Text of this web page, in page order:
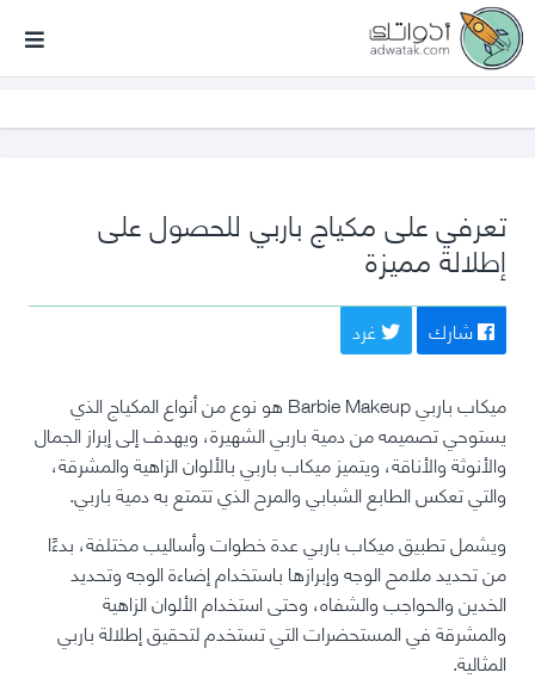
تعرفي على مكياج باربي للحصول على
إطلالة مميزة
شارك
غرد
ميكاب باربي Barbie Makeup هو نوع من أنواع المكياج الذي
يستوحي تصميمه من دمية باربي الشهيرة، ويهدف إلى إبراز الجمال
والأنوثة والأناقة، ويتميز ميكاب باربي بالألوان الزاهية والمشرقة،
والتي تعكس الطابع الشبابي والمرح الذي تتمتع به دمية باربي.
ويشمل تطبيق ميكاب باربي عدة خطوات وأساليب مختلفة، بدءًا
من تحديد ملامح الوجه وإبرازها باستخدام إضاءة الوجه وتحديد
الخدين والحواجب والشفاه، وحتى استخدام الألوان الزاهية
والمشرقة في المستحضرات التي تستخدم لتحقيق إطلالة باربي
المثالية.